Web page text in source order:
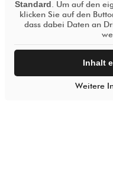
Standard. Um auf den
klicken Sie auf den
dass dabei Daten an
Inhalt
Weitere